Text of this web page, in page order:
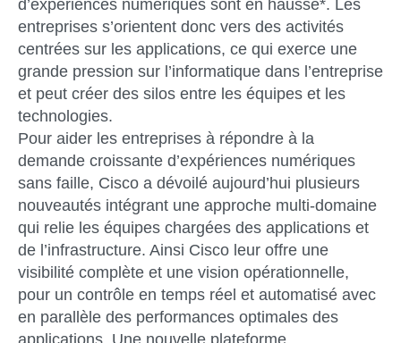
d’expériences numériques sont en hausse*. Les
entreprises s’orientent donc vers des activités
centrées sur les applications, ce qui exerce une
grande pression sur l’informatique dans l’entreprise
et peut créer des silos entre les équipes et les
technologies.
Pour aider les entreprises à répondre à la
demande croissante d’expériences numériques
sans faille, Cisco a dévoilé aujourd’hui plusieurs
nouveautés intégrant une approche multi-domaine
qui relie les équipes chargées des applications et
de l’infrastructure. Ainsi Cisco leur offre une
visibilité complète et une vision opérationnelle,
pour un contrôle en temps réel et automatisé avec
en parallèle des performances optimales des